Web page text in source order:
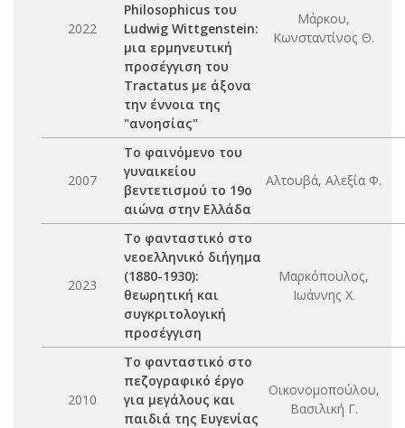
2022
Philosophicus του
Ludwig Wittgenstein:
μια ερμηνευτική
προσέγγιση του
Tractatus με άξονα
την έννοια της
"ανοησίας"
Μάρκου,
Κωνσταντίνος Θ.
2007
Το φαινόμενο του
γυναικείου
βεντετισμού το 19ο
αιώνα στην Ελλάδα
Αλτουβά, Αλεξία Φ.
2023
Το φανταστικό στο
νεοελληνικό διήγημα
(1880-1930):
θεωρητική και
συγκριτολογική
προσέγγιση
Μαρκόπουλος,
Ιωάννης Χ.
2010
Το φανταστικό στο
πεζογραφικό έργο
για μεγάλους και
παιδιά της Ευγενίας
Οικονομοπούλου,
Βασιλική Γ.